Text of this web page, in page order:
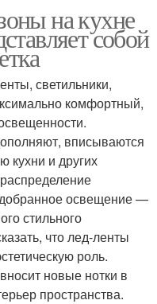
на кухне
собой
светильники,
комфортный,
вписываются
кухни и других
освещение —
стильного
что лед-ленты
роль.
новые нотки в
пространства.